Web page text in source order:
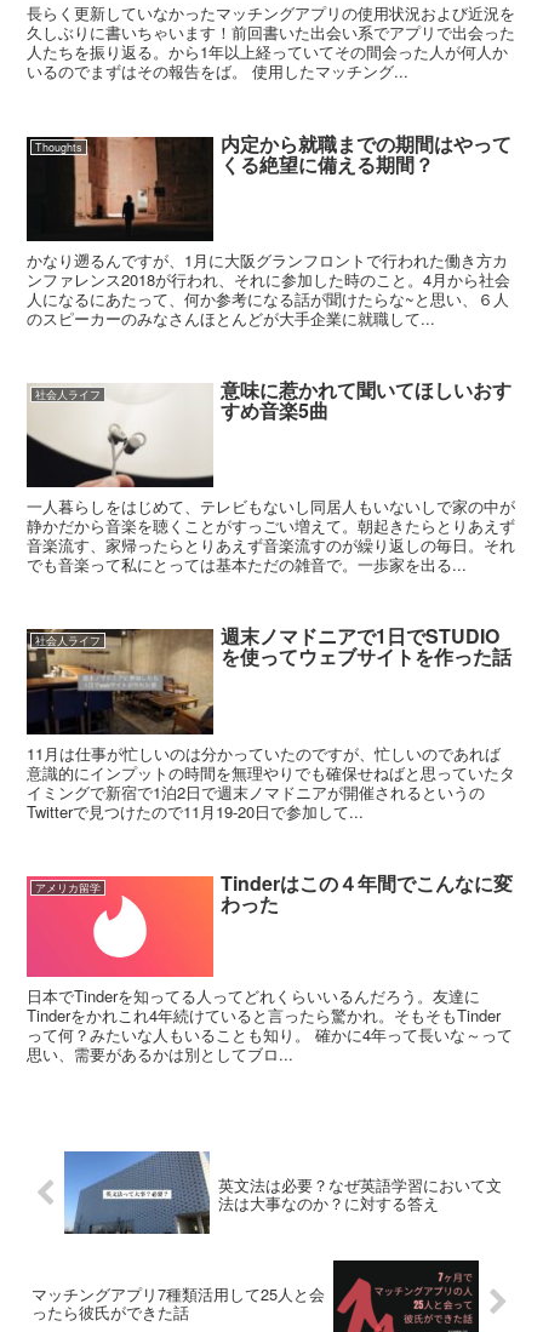
長らく更新していなかったマッチングアプリの使用状況および近況を
久しぶりに書いちゃいます！前回書いた出会い系でアプリで出会った
人たちを振り返る。から1年以上経っていてその間会った人が何人か
いるのでまずはその報告をば。 使用したマッチング...
Thoughts 内定から就職までの期間はやって
くる絶望に備える期間？
かなり遡るんですが、1月に大阪グランフロントで行われた働き方カ
ンファレンス2018が行われ、それに参加した時のこと。4月から社会
人になるにあたって、何か参考になる話が聞けたらな~と思い、６人
のスピーカーのみなさんほとんどが大手企業に就職して...
社会人ライフ 意味に惹かれて聞いてほしいおす
すめ音楽5曲
一人暮らしをはじめて、テレビもないし同居人もいないしで家の中が
静かだから音楽を聴くことがすっごい増えて。朝起きたらとりあえず
音楽流す、家帰ったらとりあえず音楽流すのが繰り返しの毎日。それ
でも音楽って私にとっては基本ただの雑音で。一歩家を出る...
社会人ライフ 週末ノマドニアで1日でSTUDIO
を使ってウェブサイトを作った話
11月は仕事が忙しいのは分かっていたのですが、忙しいのであれば
意識的にインプットの時間を無理やりでも確保せねばと思っていたタ
イミングで新宿で1泊2日で週末ノマドニアが開催されるというの
Twitterで見つけたので11月19-20日で参加して...
アメリカ留学 Tinderはこの４年間でこんなに変
わった
日本でTinderを知ってる人ってどれくらいいるんだろう。友達に
Tinderをかれこれ4年続けていると言ったら驚かれ。そもそもTinder
って何？みたいな人もいることも知り。 確かに4年って長いな～って
思い、需要があるかは別としてブロ...
英文法は必要？なぜ英語学習において文
法は大事なのか？に対する答え
マッチングアプリ7種類活用して25人と会
ったら彼氏ができた話